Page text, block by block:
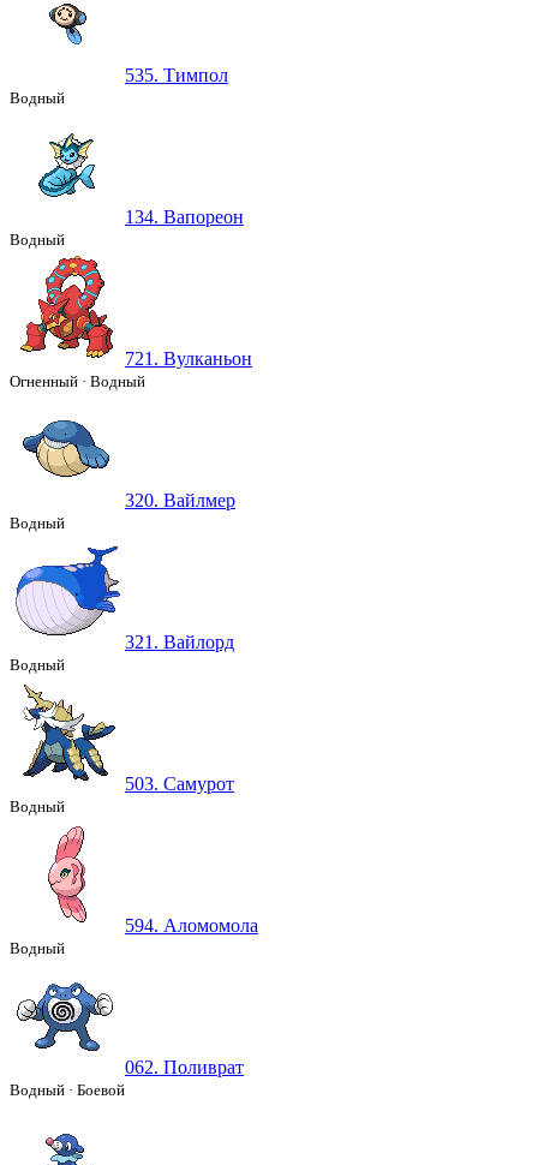
535. Тимпол
Водный
134. Вапореон
Водный
721. Вулканьон
Огненный · Водный
320. Вайлмер
Водный
321. Вайлорд
Водный
503. Самурот
Водный
594. Аломомола
Водный
062. Поливрат
Водный · Боевой